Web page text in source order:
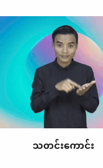
သတင်းကောင်း